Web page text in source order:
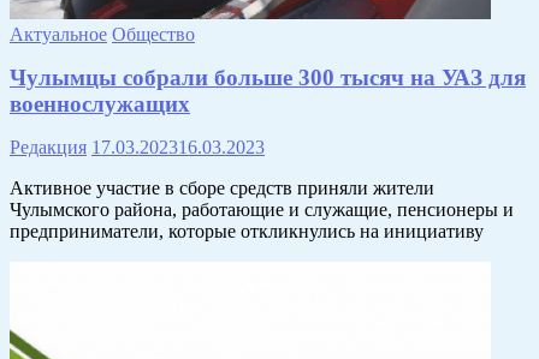
Актуальное Общество
Чулымцы собрали больше 300 тысяч на УАЗ для
военнослужащих
Редакция 17.03.202316.03.2023
Активное участие в сборе средств приняли жители
Чулымского района, работающие и служащие, пенсионеры и
предприниматели, которые откликнулись на инициативу